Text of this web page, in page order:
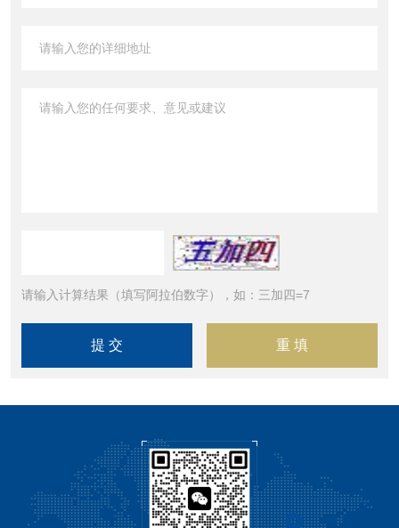
请输入计算结果（填写阿拉伯数字），如：三加四=7